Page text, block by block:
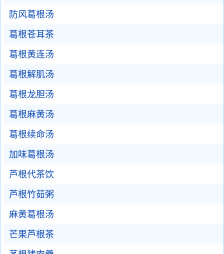
防风葛根汤
葛根苍耳茶
葛根黄连汤
葛根解肌汤
葛根龙胆汤
葛根麻黄汤
葛根续命汤
加味葛根汤
芦根代茶饮
芦根竹茹粥
麻黄葛根汤
芒果芦根茶